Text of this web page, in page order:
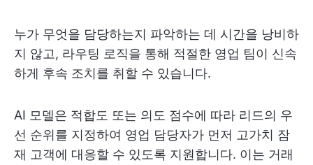
누가 무엇을 담당하는지 파악하는 데 시간을 낭비하
지 않고, 라우팅 로직을 통해 적절한 영업 팀이 신속
하게 후속 조치를 취할 수 있습니다.
AI 모델은 적합도 또는 의도 점수에 따라 리드의 우
선 순위를 지정하여 영업 담당자가 먼저 고가치 잠
재 고객에 대응할 수 있도록 지원합니다. 이는 거래